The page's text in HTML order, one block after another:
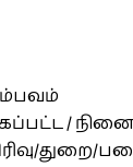
/
துறை/